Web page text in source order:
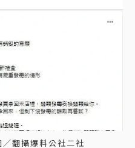
翻攝爆料公社二社